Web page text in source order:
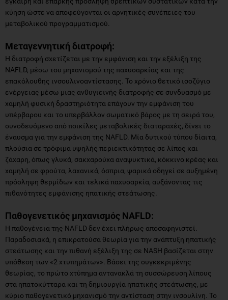
κύηση ώστε να αποφεύγονται οι αρνητικές συνέπειες του
μεταβολικού προγραμματισμού.
Μεταγεννητική διατροφή:
Η διατροφή σχετίζεται με την εμφάνιση και την εξέλιξη της
NAFLD, μέσω του μηχανισμού της παχυσαρκίας και της
επακόλουθης ινσουλινοαντίστασης. To χρόνιο θετικό ισοζύγιο
ενέργειας μέσω μιας ανθυγιεινής διατροφής σε συνδυασμό με
χαμηλή φυσική δραστηριότητα επάγουν την εμφάνιση του
υπέρβαρου και το υπερβάλλον σωματικό βάρος με τη σειρά του,
συνοδευόμενο από ποικίλες μεταβολικές διαταραχές, δίνει το
έναυσμα για την εμφάνιση της NAFLD. Μία δυτικού τύπου δίαιτα,
πλούσια σε τρόφιμα υψηλής περιεκτικότητας σε λίπος και
ζάχαρη, όπως γλυκά, σακχαρούχα αναψυκτικά, κόκκινο κρέας και
χαμηλή σε φρούτα, λαχανικά, όσπρια, ψαρικά οδηγεί σε αυξημένη
πρόσληψη θερμίδων και τελικά παχυσαρκία, αυξάνοντας τις
πιθανότητες εμφάνισης ηπατικής στεάτωσης.
Παθογενετικός μηχανισμός NAFLD:
Η παθογένεια της NAFLD δεν έχει πλήρως αποσαφηνιστεί.
Παραδοσιακά, η επικρατούσα θεωρία για την ανάπτυξη ηπατικής
στεάτωσης και την πιθανή εξέλιξη της σε NASH βασίζεται στην
υπόθεση των «2 χτυπημάτων». Βάσει της συγκεκριμένης
θεωρίας, το πρώτο χτύπημα αντανακλά τη συσσώρευση λίπους
στα ηπατοκύτταρα και τη δημιουργία ηπατικής στεάτωσης, με
κύριο παθογενετικό μηχανισμό την αντίσταση στην ινσουλίνη. Το